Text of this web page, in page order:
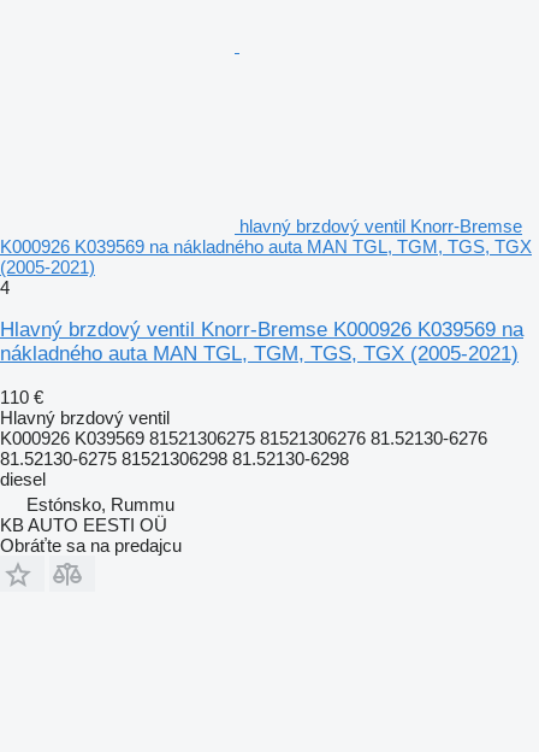
hlavný brzdový ventil Knorr-Bremse
K000926 K039569 na nákladného auta MAN TGL, TGM, TGS, TGX
(2005-2021)
4
Hlavný brzdový ventil Knorr-Bremse K000926 K039569 na
nákladného auta MAN TGL, TGM, TGS, TGX (2005-2021)
110 €
Hlavný brzdový ventil
K000926 K039569 81521306275 81521306276 81.52130-6276
81.52130-6275 81521306298 81.52130-6298
diesel
Estónsko, Rummu
KB AUTO EESTI OÜ
Obráťte sa na predajcu